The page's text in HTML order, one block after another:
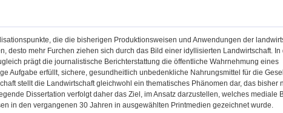
die die bisherigen Produktionsweisen und Anwendungen der
desto mehr Furchen ziehen sich durch das Bild einer idyllisierten Landwirtschaft. In
prägt die journalistische Berichterstattung die öffentliche Wahrnehmung eines
Aufgabe erfüllt, sichere, gesundheitlich unbedenkliche Nahrungsmittel für die
stellt die Landwirtschaft gleichwohl ein thematisches Phänomen dar, das bisher
Dissertation verfolgt daher das Ziel, im Ansatz darzustellen, welches mediale
in den vergangenen 30 Jahren in ausgewählten Printmedien gezeichnet wurde.